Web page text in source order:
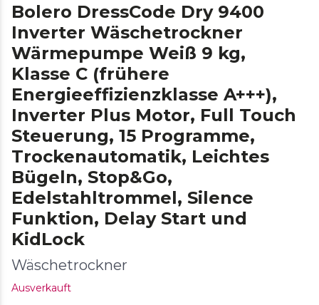
Bolero DressCode Dry 9400
Inverter Wäschetrockner
Wärmepumpe Weiß 9 kg,
Klasse C (frühere
Energieeffizienzklasse A+++),
Inverter Plus Motor, Full Touch
Steuerung, 15 Programme,
Trockenautomatik, Leichtes
Bügeln, Stop&Go,
Edelstahltrommel, Silence
Funktion, Delay Start und
KidLock
Wäschetrockner
Ausverkauft